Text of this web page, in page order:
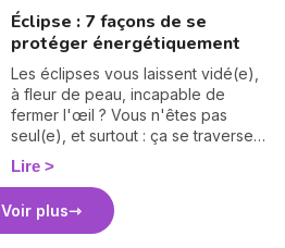
vertigineux mystère du « Pacte des
Âmes » que nous explore Vanesa
Vidente, voyante, tarologue et
médium reconnue sur Wengo. Forte
de nombreuses années
d'expérience et plébiscitée par sa
communauté — 2972 avis reçus,
ou très positifs —, elle est réputée
pour offrir des réponses rapides et
précises, idéales pour celles et
ceux qui souhaitent avancer sans
Éclipse : 7 façons de se
protéger énergétiquement
Les éclipses vous laissent vidé(e),
à fleur de peau, incapable de
fermer l'œil ? Vous n'êtes pas
seul(e), et surtout : ça se traverse
en douceur. Voici 7 gestes simples
et bienveillants pour vous protéger
énergétiquement et retrouver votre
calme intérieur. 🛡️🌒
Lire
Voir plus